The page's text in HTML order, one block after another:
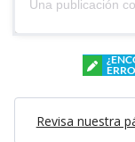
Revisa nuestra